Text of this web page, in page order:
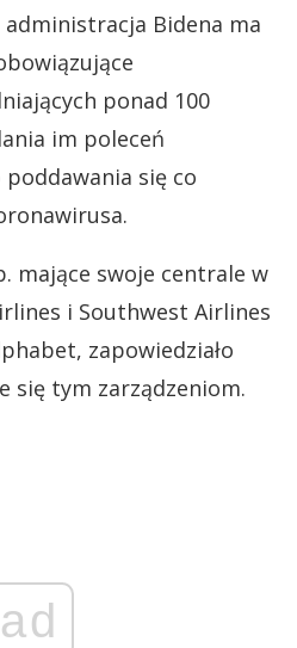
Bidena ma
ponad 100
im poleceń
się co
mające swoje centrale w
i Southwest Airlines
zapowiedziało
się tym zarządzeniom.
ad